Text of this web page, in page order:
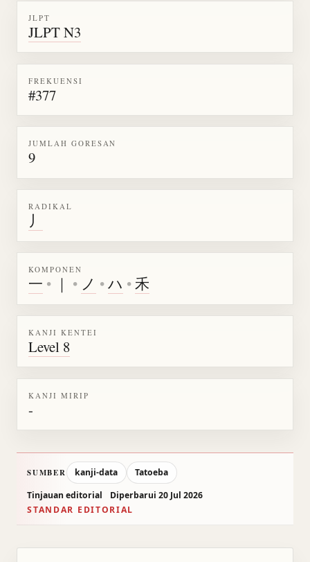
JLPT
JLPT N3
FREKUENSI
#377
JUMLAH GORESAN
9
RADIKAL
丿
KOMPONEN
一 • ｜ • ノ •ハ •禾
KANJI KENTEI
Level 8
KANJI MIRIP
-
SUMBER kanji-data
Tatoeba
Tinjauan editorial
Diperbarui 20 Jul 2026
STANDAR EDITORIAL